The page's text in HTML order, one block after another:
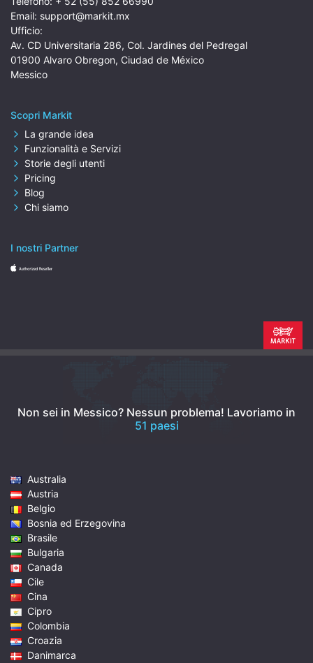
Email: support@markit.mx
Ufficio:
Av. CD Universitaria 286, Col. Jardines del Pedregal
01900 Alvaro Obregon, Ciudad de México
Messico
Scopri Markit
La grande idea
Funzionalità e Servizi
Storie degli utenti
Pricing
Blog
Chi siamo
I nostri Partner
Non sei in Messico? Nessun problema! Lavoriamo in
51 paesi
Australia
Austria
Belgio
Bosnia ed Erzegovina
Brasile
Bulgaria
Canada
Cile
Cina
Cipro
Colombia
Croazia
Danimarca